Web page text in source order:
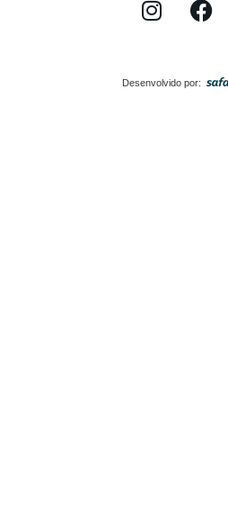
Desenvolvido por: